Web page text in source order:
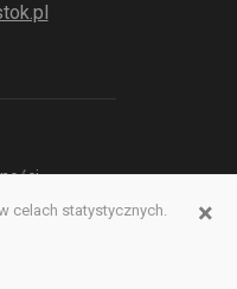
×
celach statystycznych.